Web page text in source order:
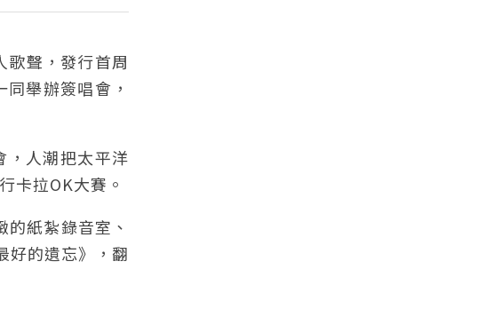
歌聲，發行首周
舉辦簽唱會，
，人潮把太平洋
卡拉OK大賽。
紙紮錄音室、
好的遺忘》，翻